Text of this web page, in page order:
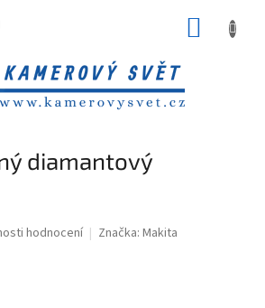
diamantový
hodnocení Značka: Makita